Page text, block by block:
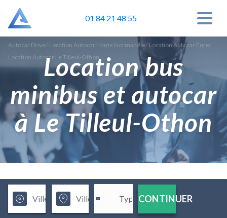
01 84 21 48 55
Autocar Drive/ Location Autocar Haute Normandie/ Location Autocar Eure/
Location Autocar Le Tilleul-Othon
Location bus
minibus et autocar
à Le Tilleul-Othon
CONTINUER